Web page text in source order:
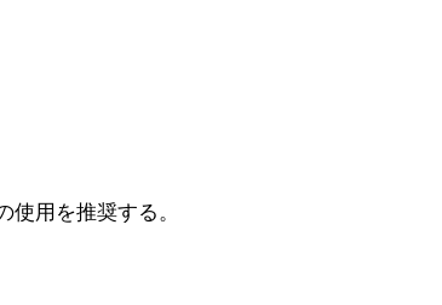
使用を推奨する。